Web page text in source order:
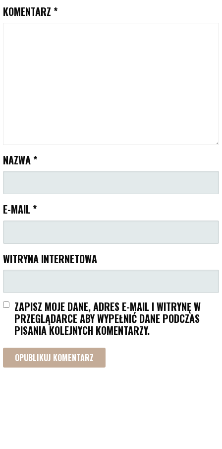
KOMENTARZ *
NAZWA *
E-MAIL *
WITRYNA INTERNETOWA
ZAPISZ MOJE DANE, ADRES E-MAIL I WITRYNĘ W
PRZEGLĄDARCE ABY WYPEŁNIĆ DANE PODCZAS
PISANIA KOLEJNYCH KOMENTARZY.